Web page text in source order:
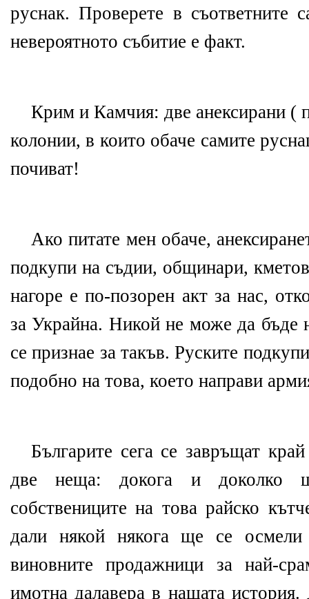
руснак. Проверете в съответните
невероятното събитие е факт.
Крим и Камчия: две анексирани (
колонии, в които обаче самите
почиват!
Ако питате мен обаче,
подкупи на съдии, общинари,
нагоре е по-позорен акт за нас,
за Украйна. Никой не може да бъде
се признае за такъв. Руските
подобно на това, което направи
Българите сега се завръщат
две неща: докога и доколко
собствениците на това райско
дали някой някога ще се
виновните продажници за най-
имотна далавера в нашата